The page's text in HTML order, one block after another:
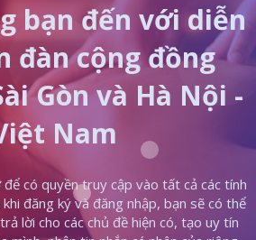
bạn đến với diễn
đàn cộng đồng
Gòn và Hà Nội -
Nam
có quyền truy cập vào tất cả các tính
khi đăng ký và đăng nhập, bạn sẽ có thể
lời cho các chủ đề hiện có, tạo uy tín